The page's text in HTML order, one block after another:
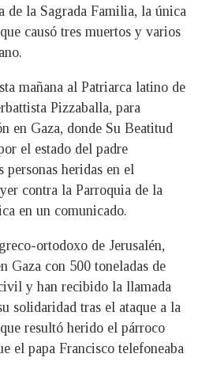
de la Sagrada Familia, la única
causó tres muertos y varios
mañana al Patriarca latino de
Pizzaballa, para
en Gaza, donde Su Beatitud
el estado del padre
heridas en el
contra la Parroquia de la
en un comunicado.
ortodoxo de Jerusalén,
Gaza con 500 toneladas de
y han recibido la llamada
solidaridad tras el ataque a la
resultó herido el párroco
el papa Francisco telefoneaba